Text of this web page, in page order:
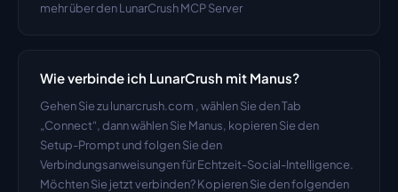
mehr über den LunarCrush MCP Server
Wie verbinde ich LunarCrush mit Manus?
Gehen Sie zu lunarcrush.com , wählen Sie den Tab
„Connect“, dann wählen Sie Manus, kopieren Sie den
Setup-Prompt und folgen Sie den
Verbindungsanweisungen für Echtzeit-Social-Intelligence.
Möchten Sie jetzt verbinden? Kopieren Sie den folgenden